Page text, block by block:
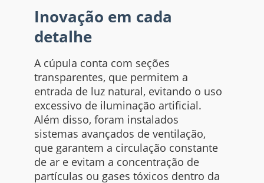
Inovação em cada
detalhe
A cúpula conta com seções
transparentes, que permitem a
entrada de luz natural, evitando o uso
excessivo de iluminação artificial.
Além disso, foram instalados
sistemas avançados de ventilação,
que garantem a circulação constante
de ar e evitam a concentração de
partículas ou gases tóxicos dentro da